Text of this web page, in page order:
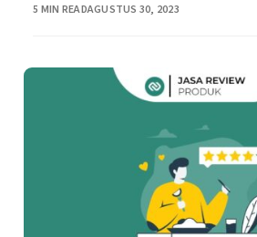
5 MIN READPUBLISHED
AGUSTUS 30, 2023